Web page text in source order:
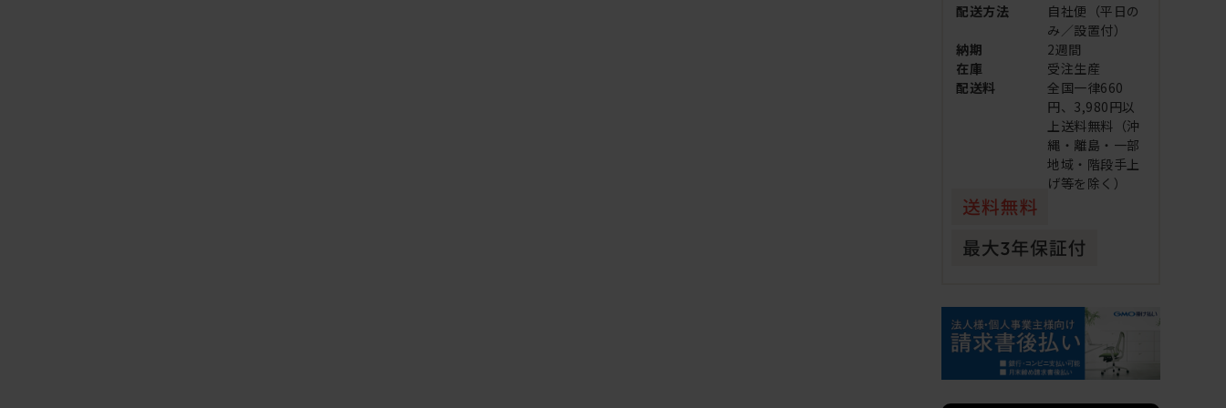
配送方法
自社便（平日の
み／設置付）
納期
2週間
在庫
受注生産
配送料
全国一律660
円、3,980円以
上送料無料（沖
縄・離島・一部
地域・階段手上
げ等を除く）